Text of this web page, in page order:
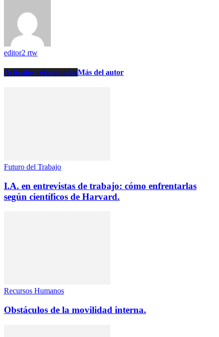
editor2 rtw
Artículos relacionadosMás del autor
Futuro del Trabajo
I.A. en entrevistas de trabajo: cómo enfrentarlas
según científicos de Harvard.
Recursos Humanos
Obstáculos de la movilidad interna.